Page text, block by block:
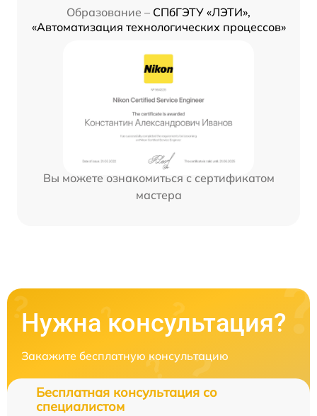
Образование – СПбГЭТУ «ЛЭТИ»,
«Автоматизация технологических процессов»
Вы можете ознакомиться с сертификатом
мастера
Нужна консультация?
Закажите бесплатную консультацию
Бесплатная консультация со
специалистом